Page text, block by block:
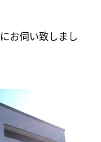
お伺い致しまし